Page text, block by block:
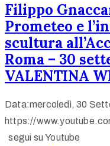
Filippo
Prometeo e
scultura
Roma – 30
VALENTINA
Data:mercoledì, 30
https://
segui su Youtube